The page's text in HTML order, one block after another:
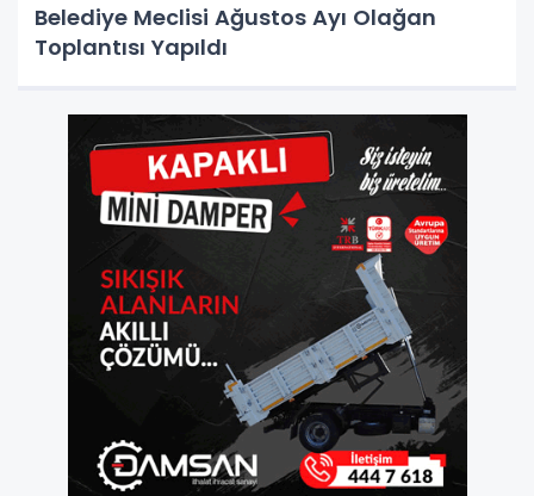
Belediye Meclisi Ağustos Ayı Olağan
Toplantısı Yapıldı